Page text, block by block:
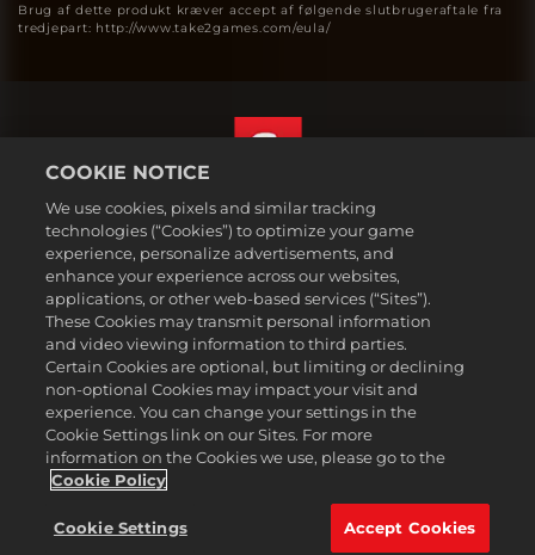
Brug af dette produkt kræver accept af følgende slutbrugeraftale fra
tredjepart: http://www.take2games.com/eula/
Juridiske oplysninger
Fortrolighedspolitik
Politik for cookies
Support
Sælg eller del ikke mine personoplysninger
Order Lookup & Refunds
2K Ad Partners
©2016-2026 Take-Two Interactive Software Inc. 2K, Firaxis Games,
Civilization, and their respective logos are trademarks of Take-Two
Alle de varemærker, der henvises til her, tilhører de respektive ejere.
Dansk
COOKIE NOTICE
We use cookies, pixels and similar tracking
technologies (“Cookies”) to optimize your game
experience, personalize advertisements, and
enhance your experience across our websites,
applications, or other web-based services (“Sites”).
These Cookies may transmit personal information
and video viewing information to third parties.
Certain Cookies are optional, but limiting or declining
non-optional Cookies may impact your visit and
experience. You can change your settings in the
Cookie Settings link on our Sites. For more
information on the Cookies we use, please go to the
Cookie Policy
Cookie Settings Accept Cookies